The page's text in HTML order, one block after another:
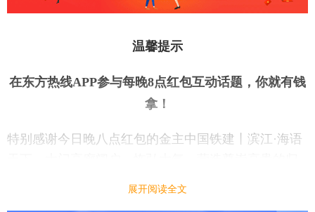
温馨提示
在东方热线APP参与每晚8点红包互动话题，你就有钱
拿 ！
特别感谢今日晚八点红包的金主中国铁建丨滨江·海语
展开阅读全文